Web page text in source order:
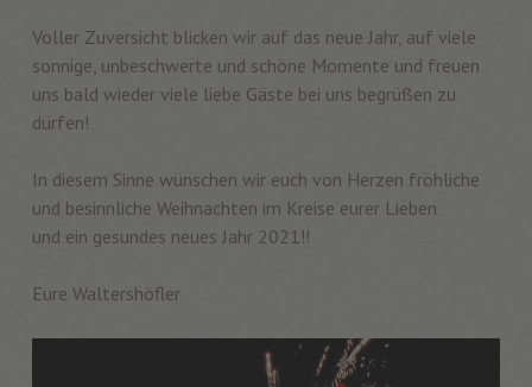
Voller Zuversicht blicken wir auf das neue Jahr, auf viele
sonnige, unbeschwerte und schöne Momente und freuen
uns bald wieder viele liebe Gäste bei uns begrüßen zu
dürfen!
In diesem Sinne wünschen wir euch von Herzen fröhliche
und besinnliche Weihnachten im Kreise eurer Lieben
und ein gesundes neues Jahr 2021!!
Eure Waltershöfler